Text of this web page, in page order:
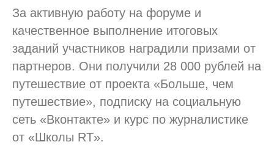
За активную работу на форуме и
качественное выполнение итоговых
заданий участников наградили призами от
партнеров. Они получили 28 000 рублей на
путешествие от проекта «Больше, чем
путешествие», подписку на социальную
сеть «Вконтакте» и курс по журналистике
от «Школы RT».